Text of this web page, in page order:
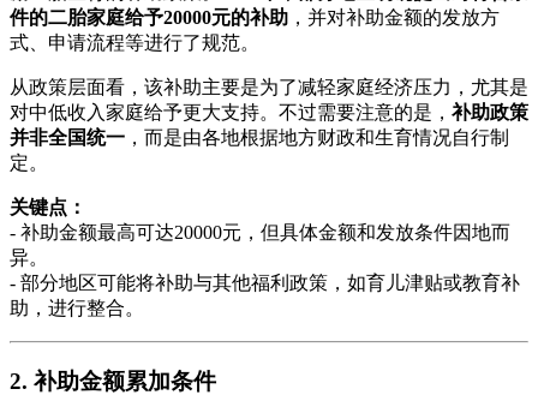
件的二胎家庭给予20000元的补助 ，并对补助金额的发放方
式、申请流程等进行了规范。
从政策层面看，该补助主要是为了减轻家庭经济压力，尤其是
对中低收入家庭给予更大支持。不过需要注意的是， 补助政策
并非全国统一 ，而是由各地根据地方财政和生育情况自行制
定。
关键点：
- 补助金额最高可达20000元，但具体金额和发放条件因地而
异。
- 部分地区可能将补助与其他福利政策，如育儿津贴或教育补
助，进行整合。
2. 补助金额累加条件